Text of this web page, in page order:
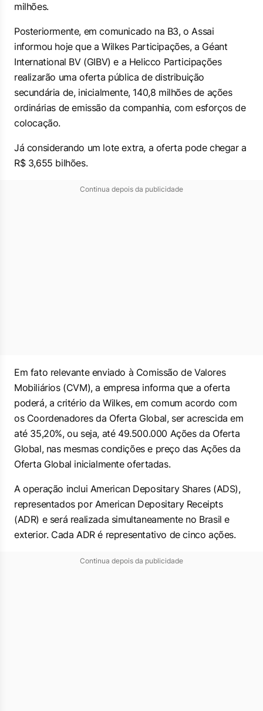
milhões.
Posteriormente, em comunicado na B3, o Assai
informou hoje que a Wilkes Participações, a Géant
International BV (GIBV) e a Helicco Participações
realizarão uma oferta pública de distribuição
secundária de, inicialmente, 140,8 milhões de ações
ordinárias de emissão da companhia, com esforços de
colocação.
Já considerando um lote extra, a oferta pode chegar a
R$ 3,655 bilhões.
Continua depois da publicidade
Em fato relevante enviado à Comissão de Valores
Mobiliários (CVM), a empresa informa que a oferta
poderá, a critério da Wilkes, em comum acordo com
os Coordenadores da Oferta Global, ser acrescida em
até 35,20%, ou seja, até 49.500.000 Ações da Oferta
Global, nas mesmas condições e preço das Ações da
Oferta Global inicialmente ofertadas.
A operação inclui American Depositary Shares (ADS),
representados por American Depositary Receipts
(ADR) e será realizada simultaneamente no Brasil e
exterior. Cada ADR é representativo de cinco ações.
Continua depois da publicidade